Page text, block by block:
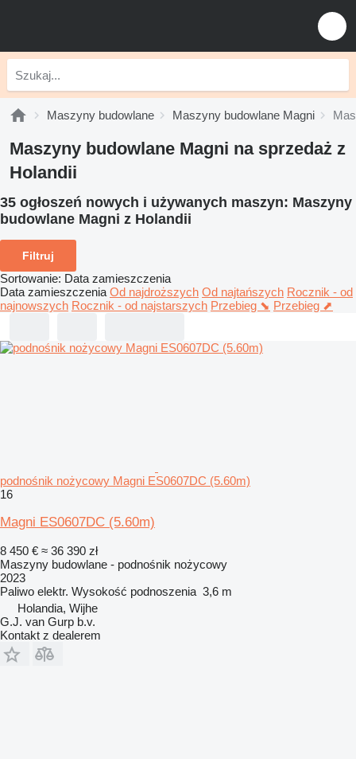
Maszyny budowlane Maszyny budowlane Magni
Maszyny budowlane Magni na sprzedaż z
Holandii
35 ogłoszeń nowych i używanych maszyn: Maszyny
budowlane Magni z Holandii
Filtruj
Sortowanie: Data zamieszczenia
Data zamieszczenia Od najdroższych Od najtańszych Rocznik - od
najnowszych Rocznik - od najstarszych Przebieg ⬊ Przebieg ⬈
podnośnik nożycowy Magni ES0607DC (5.60m)
16
Magni ES0607DC (5.60m)
8 450 € ≈ 36 390 zł
Maszyny budowlane - podnośnik nożycowy
2023
Paliwo elektr. Wysokość podnoszenia 3,6 m
Holandia, Wijhe
G.J. van Gurp b.v.
Kontakt z dealerem